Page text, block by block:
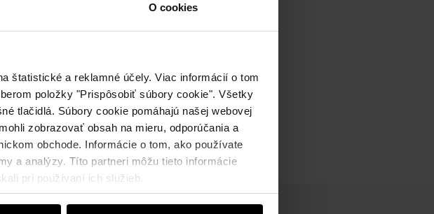
O cookies
štatistické a reklamné účely. Viac informácií o tom
položky "Prispôsobiť súbory cookie". Všetky
tlačidlá. Súbory cookie pomáhajú našej webovej
zobrazovať obsah na mieru, odporúčania a
obchode. Informácie o tom, ako používate
a analýzy. Títo partneri môžu tieto informácie
pri používaní ich služieb.